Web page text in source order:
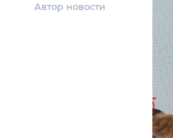
Автор новости